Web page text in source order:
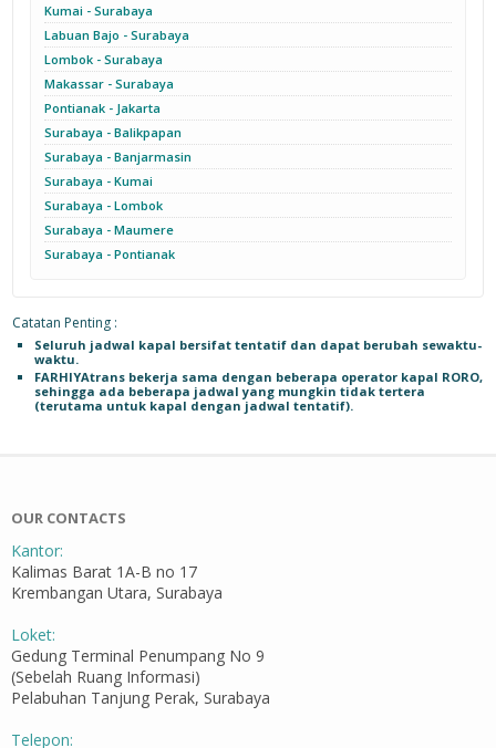
Kumai - Surabaya
Labuan Bajo - Surabaya
Lombok - Surabaya
Makassar - Surabaya
Pontianak - Jakarta
Surabaya - Balikpapan
Surabaya - Banjarmasin
Surabaya - Kumai
Surabaya - Lombok
Surabaya - Maumere
Surabaya - Pontianak
Catatan Penting :
Seluruh jadwal kapal bersifat tentatif dan dapat berubah sewaktu-
waktu.
FARHIYAtrans bekerja sama dengan beberapa operator kapal RORO,
sehingga ada beberapa jadwal yang mungkin tidak tertera
(terutama untuk kapal dengan jadwal tentatif).
OUR CONTACTS
Kantor:
Kalimas Barat 1A-B no 17
Krembangan Utara, Surabaya
Loket:
Gedung Terminal Penumpang No 9
(Sebelah Ruang Informasi)
Pelabuhan Tanjung Perak, Surabaya
Telepon: